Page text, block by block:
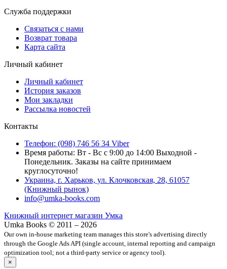
Служба поддержки
Связаться с нами
Возврат товара
Карта сайта
Личный кабинет
Личный кабинет
История заказов
Мои закладки
Рассылка новостей
Контакты
Телефон: (098) 746 56 34 Viber
Время работы: Вт - Вс с 9:00 до 14:00 Выходной -
Понедельник. Заказы на сайте принимаем
круглосуточно!
Украина, г. Харьков, ул. Клочковская, 28, 61057
(Книжный рынок)
info@umka-books.com
Книжный интернет магазин Умка
Umka Books © 2011 – 2026
Our own in-house marketing team manages this store's advertising directly
through the Google Ads API (single account, internal reporting and campaign
optimization tool; not a third-party service or agency tool).
×